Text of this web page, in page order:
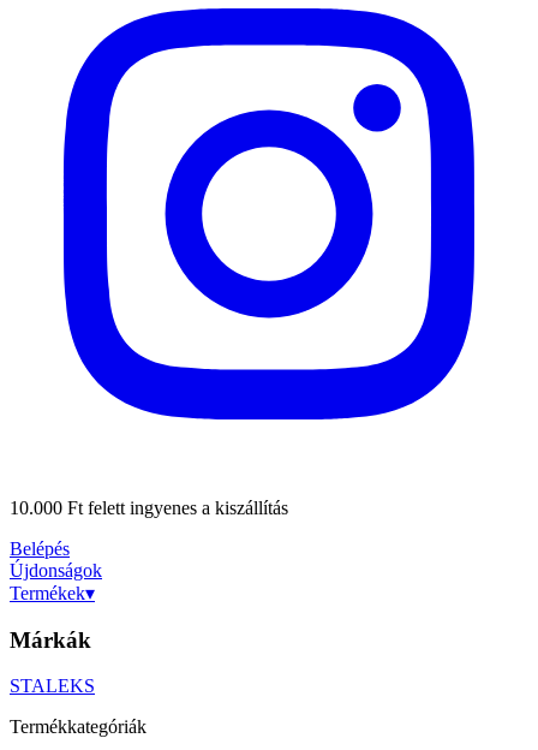
10.000 Ft felett ingyenes a kiszállítás
Belépés
Újdonságok
Termékek▾
Márkák
STALEKS
Termékkategóriák